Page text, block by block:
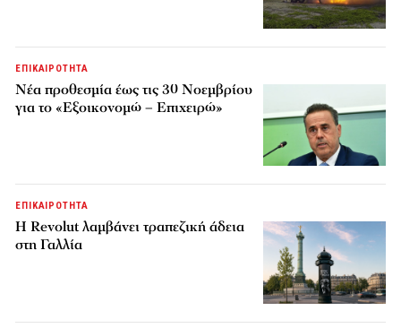
ΕΠΙΚΑΙΡΟΤΗΤΑ
Νέα προθεσμία έως τις 30 Νοεμβρίου
για το «Εξοικονομώ – Επιχειρώ»
ΕΠΙΚΑΙΡΟΤΗΤΑ
Η Revolut λαμβάνει τραπεζική άδεια
στη Γαλλία